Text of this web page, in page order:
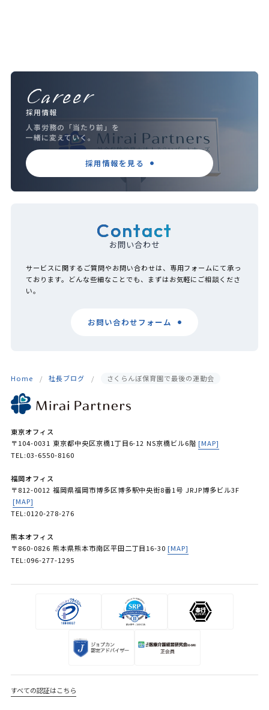
Career
採用情報
人事労務の「当たり前」を
一緒に変えていく。
採用情報を見る
Contact
お問い合わせ
サービスに関するご質問やお問い合わせは、専用フォームにて承っ
ております。どんな些細なことでも、まずはお気軽にご相談くださ
い。
お問い合わせフォーム
Home 社長ブログ さくらんぼ保育園で最後の運動会
東京オフィス
〒104-0031 東京都中央区京橋1丁目6-12 NS京橋ビル6階 [MAP]
TEL:03-6550-8160
福岡オフィス
〒812-0012 福岡県福岡市博多区博多駅中央街8番1号 JRJP博多ビル3F
[MAP]
TEL:0120-278-276
熊本オフィス
〒860-0826 熊本県熊本市南区平田二丁目16-30 [MAP]
TEL:096-277-1295
すべての認証はこちら